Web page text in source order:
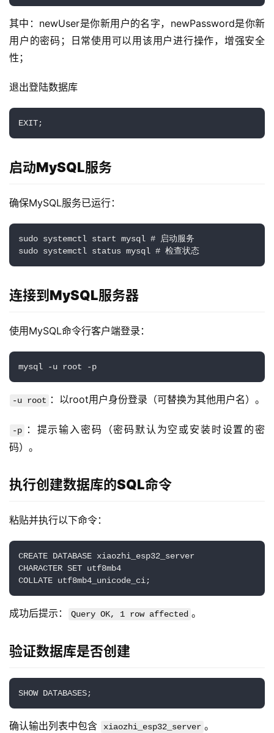
其中：newUser是你新用户的名字，newPassword是你新
用户的密码；日常使用可以用该用户进行操作，增强安全
性；
退出登陆数据库
EXIT;
启动MySQL服务
确保MySQL服务已运行：
sudo systemctl start mysql # 启动服务
sudo systemctl status mysql # 检查状态
连接到MySQL服务器
使用MySQL命令行客户端登录：
mysql -u root -p
-u root ：以root用户身份登录（可替换为其他用户名）。
-p
：提示输入密码（密码默认为空或安装时设置的密
码）。
执行创建数据库的SQL命令
粘贴并执行以下命令：
CREATE DATABASE xiaozhi_esp32_server
CHARACTER SET utf8mb4
COLLATE utf8mb4_unicode_ci;
成功后提示： Query OK, 1 row affected 。
验证数据库是否创建
SHOW DATABASES;
确认输出列表中包含 xiaozhi_esp32_server 。